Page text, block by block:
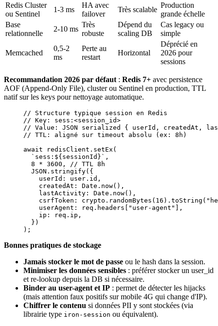
Redis Cluster
ou Sentinel
1-3 ms
HA avec
failover
Très scalable
Production
grande échelle
Base
relationnelle
2-10 ms
Très
robuste
Dépend du
scaling DB
Cas legacy ou
simple
Memcached
0,5-2
ms
Perte au
restart
Horizontal
Déprécié en
2026 pour
sessions
Recommandation 2026 par défaut : Redis 7+ avec persistence
AOF (Append-Only File), cluster ou Sentinel en production, TTL
natif sur les keys pour nettoyage automatique.
// Structure typique session en Redis
// Key: sess:<session_id>
// Value: JSON serialized { userId, createdAt,
// TTL: aligné sur timeout absolu (ex: 8h)
await redisClient. setEx (
  `sess:${
sessionId }` ,
  8
* 3600 ,
// TTL 8h
  JSON
. stringify({
    userId: user.id,
    createdAt: Date.
now(),
    lastActivity: Date.
now(),
    csrfToken: crypto.
randomBytes ( 16 ). toString (
    userAgent: req.headers[
"user-agent" ],
    ip: req.ip,
  })
);
Bonnes pratiques de stockage
Jamais stocker le mot de passe ou le hash dans la session.
Minimiser les données sensibles : préférer stocker un user_id
et re-lookup depuis la DB si nécessaire.
Binder au user-agent et IP : permet de détecter les hijacks
(mais attention faux positifs sur mobile 4G qui change d'IP).
Chiffrer le contenu si données PII y sont stockées (via
librairie type iron-session ou équivalent).